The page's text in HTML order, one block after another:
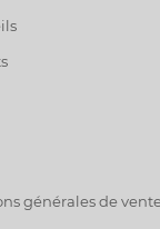
générales de